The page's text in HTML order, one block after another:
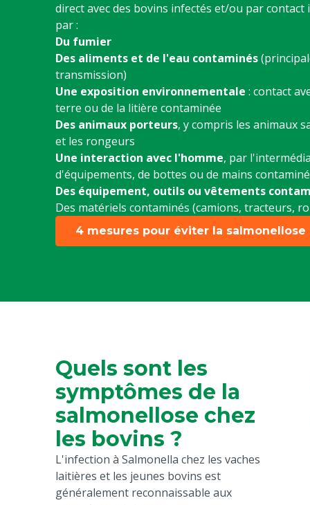
direct avec des bovins infectés et/ou par contact
par :
Du fumier
Des aliments et de l'eau contaminés
transmission)
Une exposition environnementale : contact
terre ou de la litière contaminée
Des animaux porteurs, y compris les animaux
et les rongeurs
Une interaction avec l'homme, par
d'équipements, de bottes ou de mains
Des équipement, outils ou vêtements
Des matériels contaminés (camions, tracteurs,
4 mesures pour éviter la salmonellose
Quels sont les
symptômes de la
salmonellose chez
les bovins ?
L'infection à Salmonella chez les vaches
laitières et les jeunes bovins est
généralement reconnaissable aux